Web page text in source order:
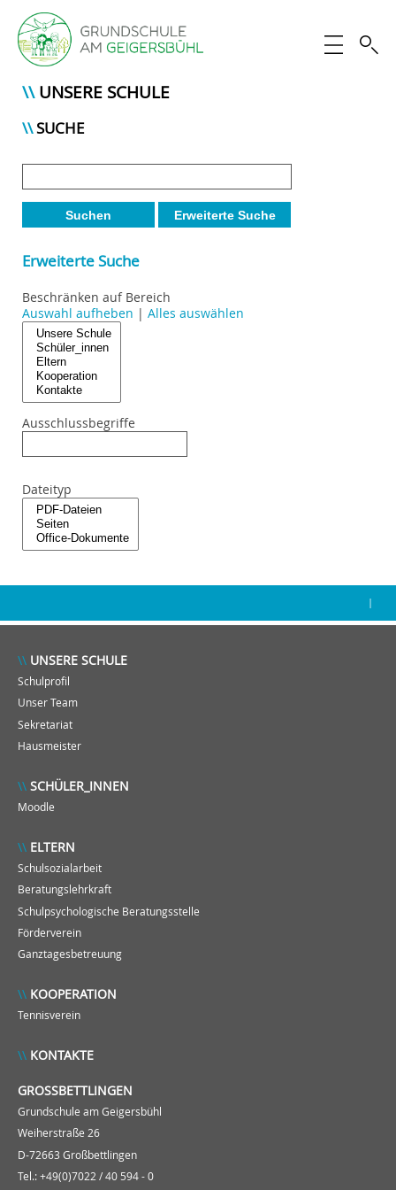
UNSERE SCHULE
SUCHE
Suchen Erweiterte Suche
Erweiterte Suche
Beschränken auf Bereich
Auswahl aufheben | Alles auswählen
Ausschlussbegriffe
Dateityp
|
UNSERE SCHULE
Schulprofil
Unser Team
Sekretariat
Hausmeister
SCHÜLER_INNEN
Moodle
ELTERN
Schulsozialarbeit
Beratungslehrkraft
Schulpsychologische Beratungsstelle
Förderverein
Ganztagesbetreuung
KOOPERATION
Tennisverein
KONTAKTE
GROSSBETTLINGEN
Grundschule am Geigersbühl
Weiherstraße 26
D-72663 Großbettlingen
Tel.: +49(0)7022 / 40 594 - 0